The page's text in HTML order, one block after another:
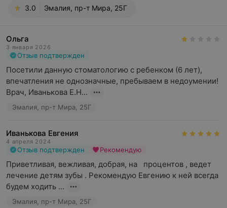
3.0 Эмалия, пр-т Мира, 25Г
Ольга
3 января 2026
Отзыв подтвержден
Посетили данную стоматологию с ребенком (6 лет),
впечатления не однозначные, пребываем в недоумении!
Врач, Иванькова Е.Н...
Эмалия, пр-т Мира, 25Г
Иванькова Евгения
4 апреля 2024
Отзыв подтвержден Рекомендую
Приветливая, вежливая, добрая, на   процентов , ведет
лечение детям зубы . Рекомендую Евгению к ней всегда
будем ходить ...
Эмалия, пр-т Мира, 25Г